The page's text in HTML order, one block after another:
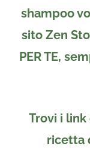
shampoo
sito Zen
PER TE,
Trovi i
ricetta